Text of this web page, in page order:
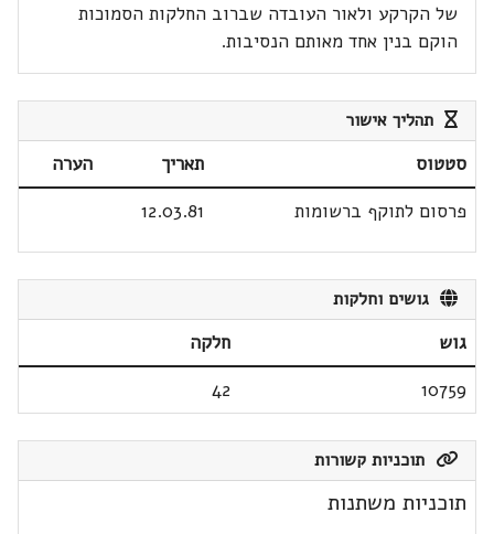
של הקרקע ולאור העובדה שברוב החלקות הסמוכות
הוקם בנין אחד מאותם הנסיבות.
תהליך אישור
סטטוס תאריך
הערה
פרסום לתוקף ברשומות
12.03.81
גושים וחלקות
גוש
חלקה
10759
42
תוכניות קשורות
תוכניות משתנות